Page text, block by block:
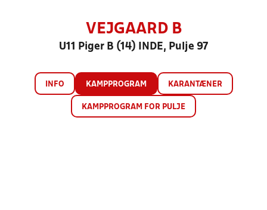
VEJGAARD B
U11 Piger B (14) INDE, Pulje 97
INFO KAMPPROGRAM KARANTÆNER
KAMPPROGRAM FOR PULJE